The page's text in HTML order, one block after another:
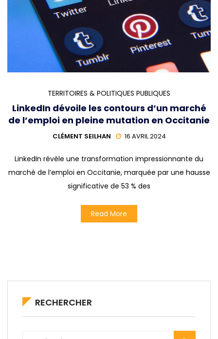
TERRITOIRES & POLITIQUES PUBLIQUES
LinkedIn dévoile les contours d’un marché
de l’emploi en pleine mutation en Occitanie
CLÉMENT SEILHAN 16 AVRIL 2024
LinkedIn révèle une transformation impressionnante du
marché de l’emploi en Occitanie, marquée par une hausse
significative de 53 % des
Read More
RECHERCHER